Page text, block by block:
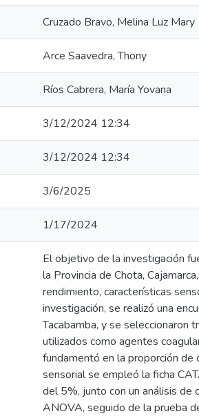
Cruzado Bravo, Melina Luz Mary
Arce Saavedra, Thony
Ríos Cabrera, María Yovana
3/12/2024 12:34
3/12/2024 12:34
3/6/2025
1/17/2024
El objetivo de la investigación
la Provincia de Chota,
rendimiento, características
investigación, se realizó una
Tacabamba, y se seleccionaron
utilizados como agentes
fundamentó en la proporción de
sensorial se empleó la ficha
del 5%, junto con un análisis de
ANOVA, seguido de la prueba